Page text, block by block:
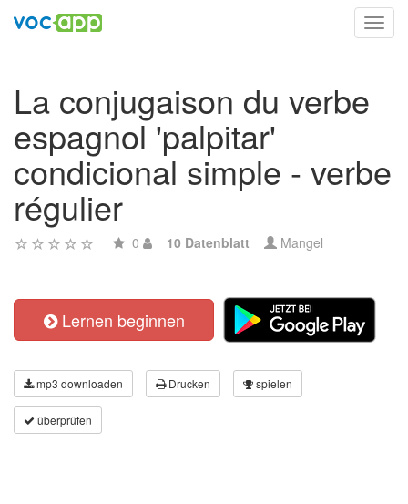
La conjugaison du verbe
espagnol 'palpitar'
condicional simple - verbe
régulier
0 10 Datenblatt Mangel
Lernen beginnen
mp3 downloaden Drucken spielen
überprüfen